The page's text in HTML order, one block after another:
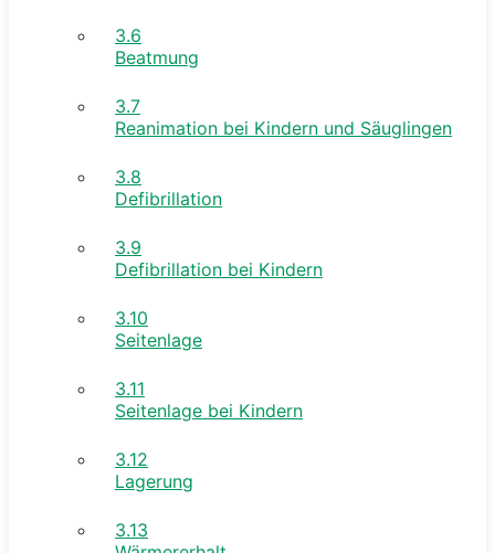
3.6
Beatmung
3.7
Reanimation bei Kindern und Säuglingen
3.8
Defibrillation
3.9
Defibrillation bei Kindern
3.10
Seitenlage
3.11
Seitenlage bei Kindern
3.12
Lagerung
3.13